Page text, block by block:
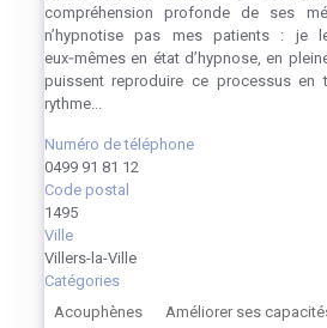
compréhension profonde de ses
n’hypnotise pas mes patients : je
eux‑mêmes en état d’hypnose, en
puissent reproduire ce processus en
rythme...
Numéro de téléphone
0499 91 81 12
Code postal
1495
Ville
Villers-la-Ville
Catégories
Acouphènes
Améliorer ses